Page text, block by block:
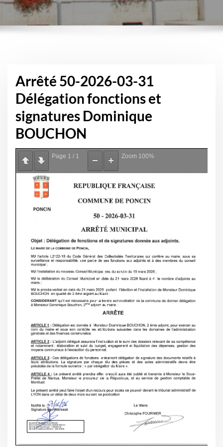
Arrêté 50-2026-03-31
Délégation fonctions et
signatures Dominique
BOUCHON
Page 1 / 1 Zoom 100%